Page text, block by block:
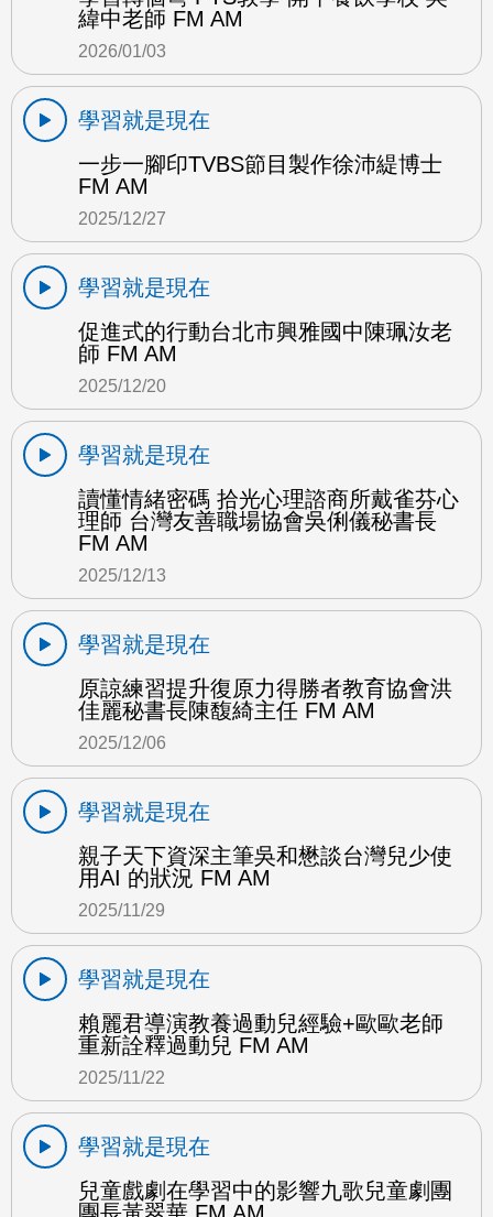
緯中老師 FM AM
2026/01/03
學習就是現在
一步一腳印TVBS節目製作徐沛緹博士
FM AM
2025/12/27
學習就是現在
促進式的行動台北市興雅國中陳珮汝老
師 FM AM
2025/12/20
學習就是現在
讀懂情緒密碼 拾光心理諮商所戴雀芬心
理師 台灣友善職場協會吳俐儀秘書長
FM AM
2025/12/13
學習就是現在
原諒練習提升復原力得勝者教育協會洪
佳麗秘書長陳馥綺主任 FM AM
2025/12/06
學習就是現在
親子天下資深主筆吳和懋談台灣兒少使
用AI 的狀況 FM AM
2025/11/29
學習就是現在
賴麗君導演教養過動兒經驗+歐歐老師
重新詮釋過動兒 FM AM
2025/11/22
學習就是現在
兒童戲劇在學習中的影響九歌兒童劇團